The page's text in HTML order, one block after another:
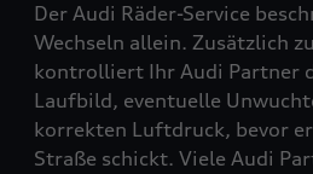
Der Audi Räder-Service
Wechseln allein. Zusätzlich
kontrolliert Ihr Audi Partner
Laufbild, eventuelle
korrekten Luftdruck, bevor
Straße schickt. Viele Audi